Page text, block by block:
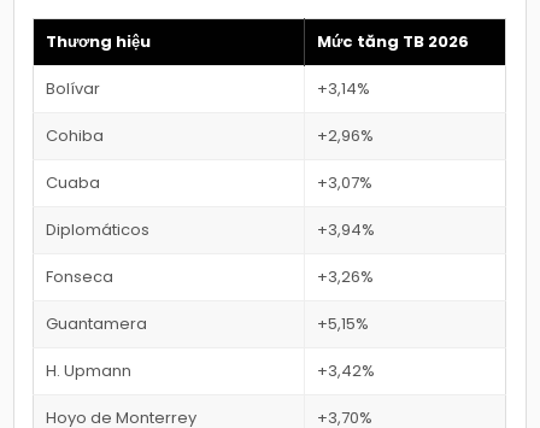
Thương hiệu Mức tăng TB 2026
Bolívar +3,14%
Cohiba +2,96%
Cuaba +3,07%
Diplomáticos +3,94%
Fonseca +3,26%
Guantamera +5,15%
H. Upmann +3,42%
Hoyo de Monterrey +3,70%